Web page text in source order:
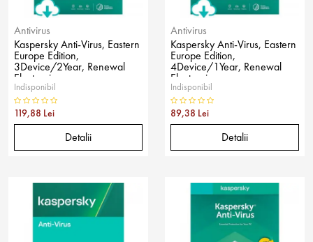
Antivirus
Kaspersky Anti-Virus, Eastern
Europe Edition,
3Device/2Year, Renewal
Electronic
Indisponibil
119,88 Lei
Detalii
Antivirus
Kaspersky Anti-Virus, Eastern
Europe Edition,
4Device/1Year, Renewal
Electronic
Indisponibil
89,38 Lei
Detalii